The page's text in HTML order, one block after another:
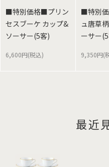
■特別価格■プリン
セスブーケ カップ&
ソーサー(5客)
6,600円(税込)
■特別
ュ唐草
ーサー
9,350円(
最近